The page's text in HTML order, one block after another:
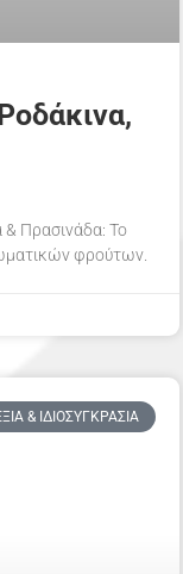
& Πρασινάδα: Το
φρούτων.
& ΙΔΙΟΣΥΓΚΡΑΣΊΑ